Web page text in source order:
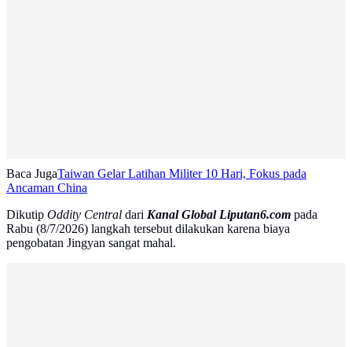
Baca JugaTaiwan Gelar Latihan Militer 10 Hari, Fokus pada
Ancaman China
Dikutip Oddity Central dari Kanal Global Liputan6.com pada
Rabu (8/7/2026) langkah tersebut dilakukan karena biaya
pengobatan Jingyan sangat mahal.